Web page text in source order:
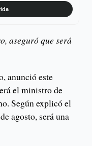
aseguró que será
anunció este
el ministro de
Según explicó el
agosto, será una